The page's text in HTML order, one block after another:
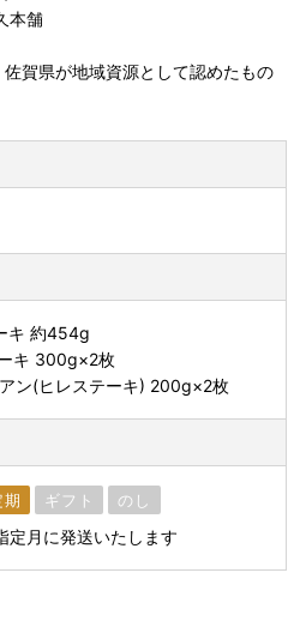
本舗
賀県が地域資源として認めたもの
キ 約454g
キ 300g×2枚
ン(ヒレステーキ) 200g×2枚
期 ギフト のし
定月に発送いたします